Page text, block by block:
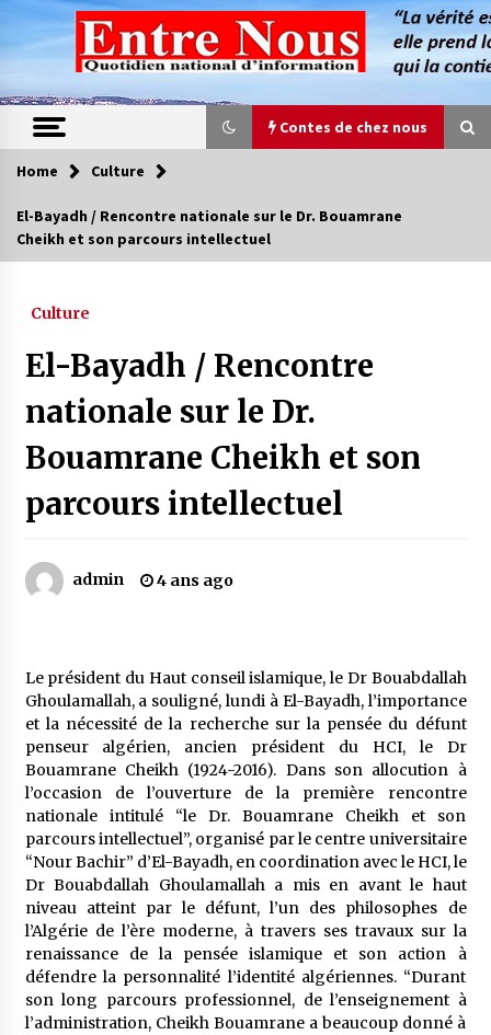
content
Contes de chez nous
Contes de chez nous
Magie de sorcier
4 ans ago
Oum el Gaïla / L’ogresse du M’zab
4 ans ago
4 ans ago
5 ans ago
« Père, tiens-moi, je vais tomber ! »
5 ans ago
Le bouc de l’Au-delà
5 ans ago
Le monstrueux vieillard (Un récit du Sud
algérien)
5 ans ago
Home Culture
El-Bayadh / Rencontre nationale sur le Dr. Bouamrane
Cheikh et son parcours intellectuel
Culture
El-Bayadh / Rencontre
nationale sur le Dr.
Bouamrane Cheikh et son
parcours intellectuel
admin 4 ans ago
Le président du Haut conseil islamique, le Dr Bouabdallah
Ghoulamallah, a souligné, lundi à El-Bayadh, l’importance
et la nécessité de la recherche sur la pensée du défunt
penseur algérien, ancien président du HCI, le Dr
Bouamrane Cheikh (1924-2016). Dans son allocution à
l’occasion de l’ouverture de la première rencontre
nationale intitulé “le Dr. Bouamrane Cheikh et son
parcours intellectuel”, organisé par le centre universitaire
“Nour Bachir” d’El-Bayadh, en coordination avec le HCI, le
Dr Bouabdallah Ghoulamallah a mis en avant le haut
niveau atteint par le défunt, l’un des philosophes de
l’Algérie de l’ère moderne, à travers ses travaux sur la
renaissance de la pensée islamique et son action à
défendre la personnalité l’identité algériennes. “Durant
son long parcours professionnel, de l’enseignement à
l’administration, Cheikh Bouamrane a beaucoup donné à